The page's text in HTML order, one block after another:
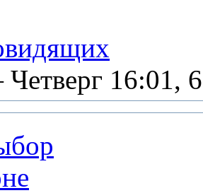
16:01, 6